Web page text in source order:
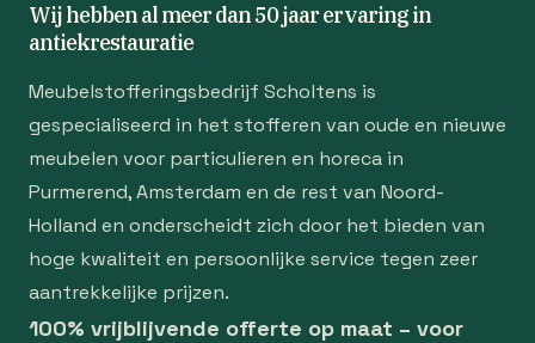
Wij hebben al meer dan 50 jaar ervaring in
antiekrestauratie
Meubelstofferingsbedrijf Scholtens is
gespecialiseerd in het stofferen van oude en nieuwe
meubelen voor particulieren en horeca in
Purmerend, Amsterdam en de rest van Noord-
Holland en onderscheidt zich door het bieden van
hoge kwaliteit en persoonlijke service tegen zeer
aantrekkelijke prijzen.
100% vrijblijvende offerte op maat – voor